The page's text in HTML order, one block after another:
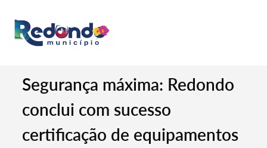
Segurança máxima: Redondo
conclui com sucesso
certificação de equipamentos